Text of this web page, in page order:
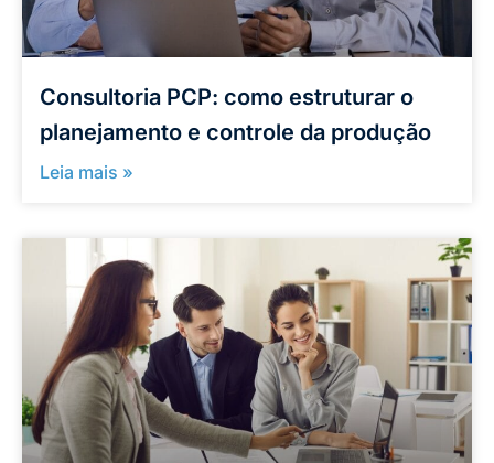
Consultoria PCP: como estruturar o
planejamento e controle da produção
Leia mais »